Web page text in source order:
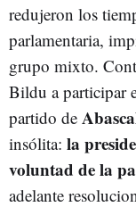
redujeron los
parlamentaria,
grupo mixto.
Bildu a participar
partido de
insólita: la
voluntad de la
adelante